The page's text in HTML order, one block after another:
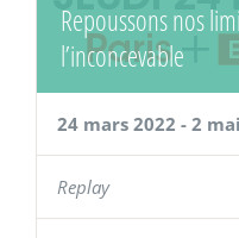
Repoussons nos
l’inconcevable
24 mars 2022 -2
Replay